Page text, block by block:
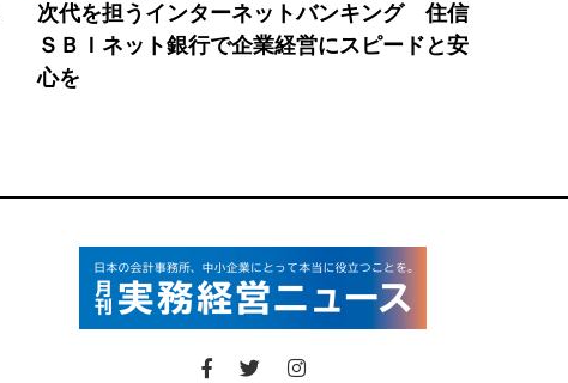
次代を担うインターネットバンキング 住信
ＳＢＩネット銀行で企業経営にスピードと安
心を